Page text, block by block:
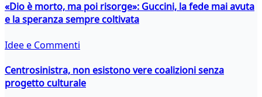
«Dio è morto, ma poi risorge»: Guccini, la fede mai avuta
e la speranza sempre coltivata
Idee e Commenti
Centrosinistra, non esistono vere coalizioni senza
progetto culturale